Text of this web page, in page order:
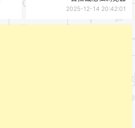
2025-12-14 20:42:01